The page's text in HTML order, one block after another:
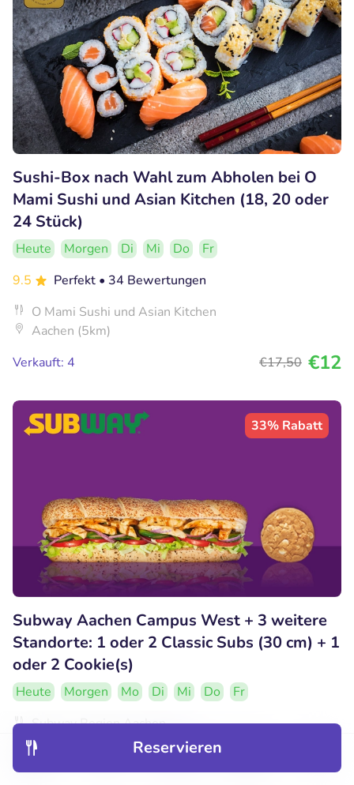
Entdecken
Reservieren
Sushi-Box nach Wahl zum Abholen bei O
Mami Sushi und Asian Kitchen (18, 20 oder
24 Stück)
Heute Morgen Di Mi Do
Fr
9.5
Perfekt • 34 Bewertungen
O Mami Sushi und Asian Kitchen
Aachen (5km)
Verkauft: 4
€17,50 €12
33% Rabatt
Subway Aachen Campus West + 3 weitere
Standorte: 1 oder 2 Classic Subs (30 cm) + 1
oder 2 Cookie(s)
Heute Morgen Mo Di Mi Do
Fr
Subway Region Aachen
Aachen (7km)
Verkauft: 61
€15 €9,99